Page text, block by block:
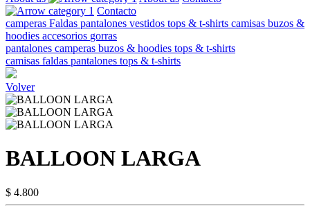
Contacto
camperas Faldas pantalones vestidos tops & t-shirts camisas buzos &
hoodies accesorios gorras
pantalones camperas buzos & hoodies tops & t-shirts
camisas faldas pantalones tops & t-shirts
Volver
BALLOON LARGA
$ 4.800